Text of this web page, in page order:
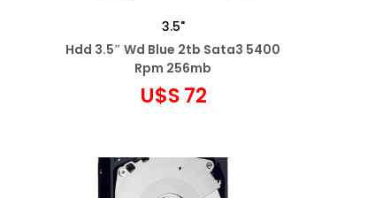
3.5"
Hdd 3.5″ Wd Blue 2tb Sata3 5400
Rpm 256mb
U$S72
Añadir a favoritos